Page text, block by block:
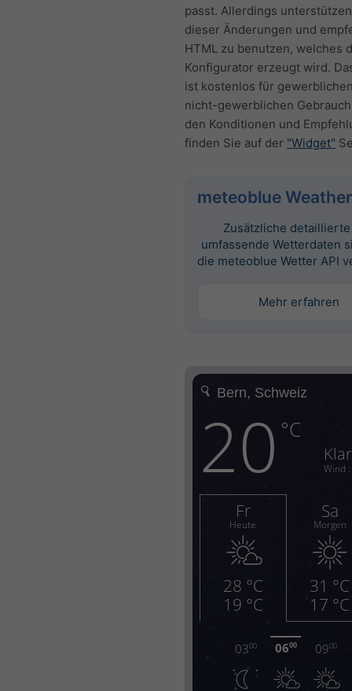
passt. Allerdings
dieser Änderungen und
HTML zu benutzen, welches
Konfigurator erzeugt wird.
ist kostenlos für
nicht-gewerblichen
den Konditionen und
finden Sie auf der "Widget"
meteoblue
Zusätzliche
umfassende Wetterdaten
die meteoblue Wetter API
Mehr erfahren